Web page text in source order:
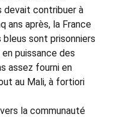
devait contribuer à
ans après, la France
sont prisonniers
puissance des
assez fourni en
au Mali, à fortiori
la communauté